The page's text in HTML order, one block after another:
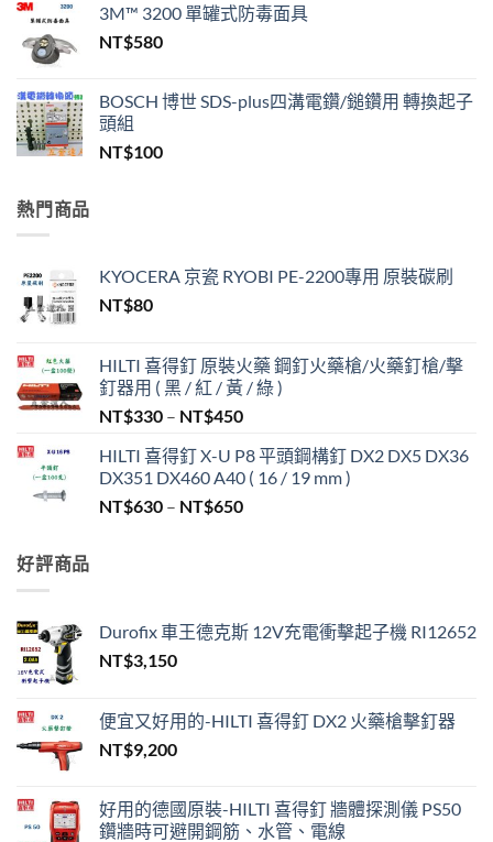
價
價
3M™ 3200 單罐式防毒面具
NT$580
BOSCH 博世 SDS-plus四溝電鑽/鎚鑽用 轉換起子
頭組
NT$100
熱門商品
KYOCERA 京瓷 RYOBI PE-2200專用 原裝碳刷
NT$80
HILTI 喜得釘 原裝火藥 鋼釘火藥槍/火藥釘槍/擊
釘器用 ( 黑 / 紅 / 黃 / 綠 )
NT$330 – NT$450價
範
圍：
NT$330
HILTI 喜得釘 X-U P8 平頭鋼構釘 DX2 DX5 DX36
DX351 DX460 A40 ( 16 / 19 mm )
NT$630 – NT$650價
到
NT$650
好評商品
Durofix 車王德克斯 12V充電衝擊起子機 RI12652
NT$3,150
便宜又好用的-HILTI 喜得釘 DX2 火藥槍擊釘器
NT$9,200
好用的德國原裝-HILTI 喜得釘 牆體探測儀 PS50
鑽牆時可避開鋼筋、水管、電線